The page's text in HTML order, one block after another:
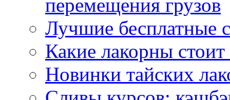
перемещения грузов
Лучшие бесплатные
Какие лакорны стоит
Новинки тайских